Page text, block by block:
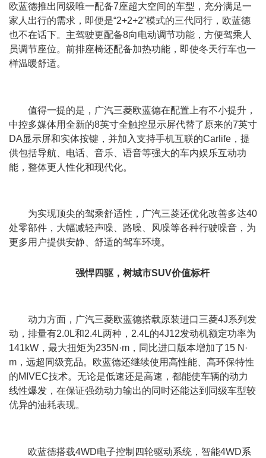
欧蓝德推出同级唯一配备7座超大空间的车型，充分满足一
家人出行的需求，即便是“2+2+2”模式的三代同行，欧蓝德
也不在话下。主驾驶更配备8向电动调节功能，方便驾乘人
员调节座位。前排座椅还配备加热功能，即使冬天行车也一
样温暖舒适。
值得一提的是，广汽三菱欧蓝德在配置上有不小提升，
中控多媒体用全新的8英寸全触控显示屏代替了原来的7英寸
DA显示屏和实体按键，并加入支持手机互联的Carlife，提
供包括导航、电话、音乐、语音等强大的车内娱乐互动功
能，整体更人性化和现代化。
为实现顶尖的驾乘舒适性，广汽三菱还优化改善多达40
处零部件，大幅减轻声噪、路噪、风噪等各种行驶噪音，为
更多用户提供安静、舒适的驾车环境。
强悍四驱，树城市SUV价值标杆
动力方面，广汽三菱欧蓝德搭载原装进口三菱4J系列发
动，排量有2.0L和2.4L两种，2.4L的4J12发动机额定功率为
141kW，最大扭矩为235N·m，同比进口版本增加了15 N·
m，远超同级竞品。欧蓝德还继续使用高性能、高环保特性
的MIVEC技术。无论是低速还是高速，都能使车辆的动力
线性爆发，在保证强劲动力输出的同时还能达到同级车型较
优异的油耗表现。
欧蓝德搭载4WD电子控制四轮驱动系统，智能4WD系